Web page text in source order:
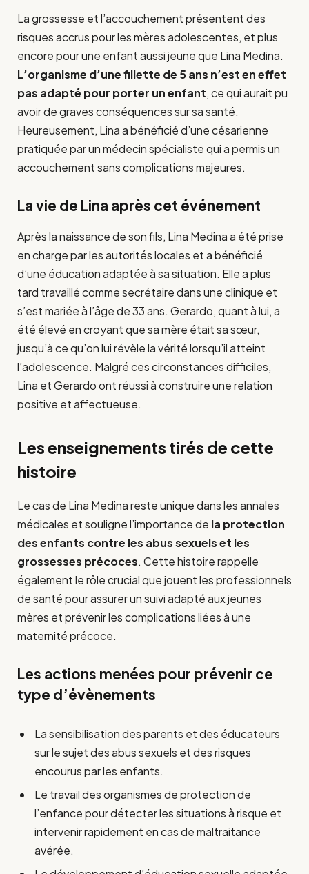
La grossesse et l’accouchement présentent des
risques accrus pour les mères adolescentes, et plus
encore pour une enfant aussi jeune que Lina Medina.
L’organisme d’une fillette de 5 ans n’est en effet
pas adapté pour porter un enfant, ce qui aurait pu
avoir de graves conséquences sur sa santé.
Heureusement, Lina a bénéficié d’une césarienne
pratiquée par un médecin spécialiste qui a permis un
accouchement sans complications majeures.
La vie de Lina après cet événement
Après la naissance de son fils, Lina Medina a été prise
en charge par les autorités locales et a bénéficié
d’une éducation adaptée à sa situation. Elle a plus
tard travaillé comme secrétaire dans une clinique et
s’est mariée à l’âge de 33 ans. Gerardo, quant à lui, a
été élevé en croyant que sa mère était sa sœur,
jusqu’à ce qu’on lui révèle la vérité lorsqu’il atteint
l’adolescence. Malgré ces circonstances difficiles,
Lina et Gerardo ont réussi à construire une relation
positive et affectueuse.
Les enseignements tirés de cette
histoire
Le cas de Lina Medina reste unique dans les annales
médicales et souligne l’importance de la protection
des enfants contre les abus sexuels et les
grossesses précoces. Cette histoire rappelle
également le rôle crucial que jouent les professionnels
de santé pour assurer un suivi adapté aux jeunes
mères et prévenir les complications liées à une
maternité précoce.
Les actions menées pour prévenir ce
type d’évènements
La sensibilisation des parents et des éducateurs
sur le sujet des abus sexuels et des risques
encourus par les enfants.
Le travail des organismes de protection de
l’enfance pour détecter les situations à risque et
intervenir rapidement en cas de maltraitance
avérée.